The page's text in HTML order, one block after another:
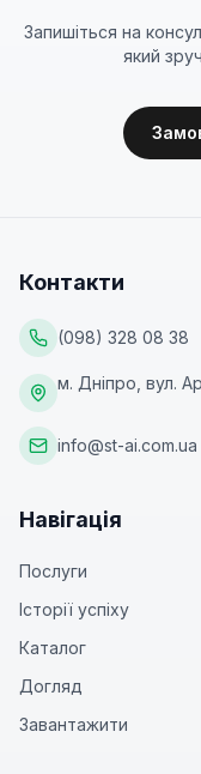
Запишіться на
який
Контакти
(098) 328 08 38
м. Дніпро, вул.
info@st-ai.com.ua
Навігація
Послуги
Історії успіху
Каталог
Догляд
Завантажити